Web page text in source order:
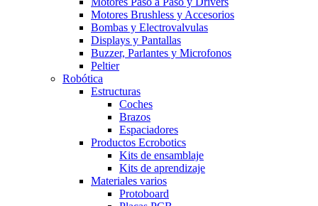
Motores Brushless y Accesorios
Bombas y Electrovalvulas
Displays y Pantallas
Buzzer, Parlantes y Microfonos
Peltier
Robótica
Estructuras
Coches
Brazos
Espaciadores
Productos Ecrobotics
Kits de ensamblaje
Kits de aprendizaje
Materiales varios
Protoboard